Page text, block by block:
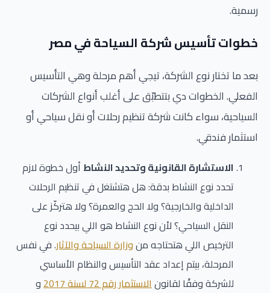
رسمية.
خطوات تأسيس شركة السياحة في مصر
بعد ما تختار نوع الشركة، تيجي أهم مرحلة وهي التأسيس
الفعلي. الخطوات دي بتتطبّق على أغلب أنواع الشركات
السياحية، سواء كانت شركة تنظيم رحلات أو نقل سياحي أو
استثمار فندقي.
الاستشارة القانونية وتحديد النشاط أول خطوة لازم
تحدد نوع النشاط بدقة: هل هتشتغل في تنظيم الرحلات
الداخلية والخارجية؟ ولا الحج والعمرة؟ ولا هتركّز على
النقل السياحي؟ لأن نوع النشاط هو اللي بيحدد نوع
الترخيص اللي هتحتاجه منوزارة السياحة والآثار. في نفس
المرحلة، بيتم إعداد عقد التأسيس والنظام الأساسي
للشركة وفقًا لقانونالاستثمار رقم 72 لسنة 2017
و